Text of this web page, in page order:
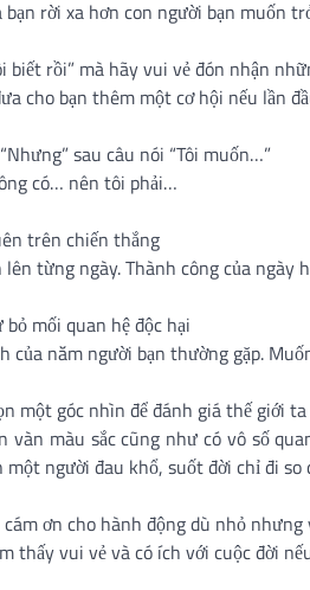
bạn rời xa hơn con người bạn muốn
biết rồi” mà hãy vui vẻ đón nhận
cho bạn thêm một cơ hội nếu lần
sau câu nói “Tôi muốn…”
có… nên tôi phải…
trên chiến thắng
từng ngày. Thành công của ngày
mối quan hệ độc hại
của năm người bạn thường gặp.
một góc nhìn để đánh giá thế giới
vàn màu sắc cũng như có vô số
người đau khổ, suốt đời chỉ đi
ơn cho hành động dù nhỏ nhưng
thấy vui vẻ và có ích với cuộc đời